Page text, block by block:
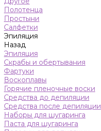
Полотенца
Простыни
Салфетки
Эпиляция
Назад
Эпиляция
Скрабы и обертывания
Фартуки
Воскоплавы
Горячие пленочные воски
Средства до депиляции
Средства после депиляции
Наборы для шугаринга
Паста для шугаринга